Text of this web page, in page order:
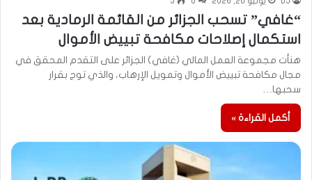
“غافي” تسحب الجزائر من القائمة الرمادية بعد
استكمال إصلاحات مكافحة تبييض الأموال
هنأت مجموعة العمل المالي (غافي) الجزائر على التقدم المحقق في
مجال مكافحة تبييض الأموال وتمويل الإرهاب، والذي توج بقرار
سحبها…
أكمل القراءة »